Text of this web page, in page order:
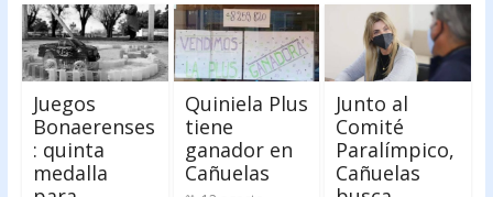
Juegos
Bonaerenses
: quinta
medalla
Quiniela Plus
tiene
ganador en
Cañuelas
Junto al
Comité
Paralímpico,
Cañuelas